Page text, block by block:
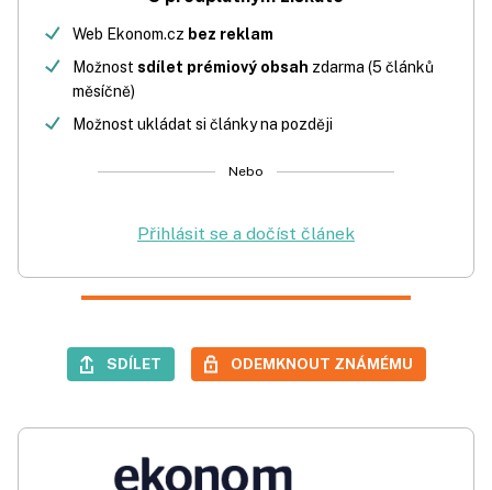
Web Ekonom.cz bez reklam
Možnost sdílet prémiový obsah zdarma (5 článků
měsíčně)
Možnost ukládat si články na později
Nebo
Přihlásit se a dočíst článek
SDÍLET ODEMKNOUT ZNÁMÉMU